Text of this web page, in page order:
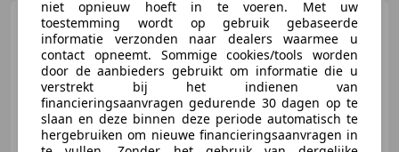
Citroen Berlingo 1.5
BlueHDI Club 55kW AC 3-SEATS
** 7299 EX BTW **
€ 7.299
Excl. BTW
niet opnieuw hoeft in te voeren. Met uw
toestemming wordt op gebruik gebaseerde
informatie verzonden naar dealers waarmee u
contact opneemt. Sommige cookies/tools worden
door de aanbieders gebruikt om informatie die u
verstrekt bij het indienen van
financieringsaanvragen gedurende 30 dagen op te
slaan en deze binnen deze periode automatisch te
hergebruiken om nieuwe financieringsaanvragen in